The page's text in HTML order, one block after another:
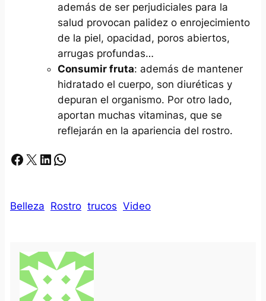
además de ser perjudiciales para la
salud provocan palidez o enrojecimiento
de la piel, opacidad, poros abiertos,
arrugas profundas…
Consumir fruta: además de mantener
hidratado el cuerpo, son diuréticas y
depuran el organismo. Por otro lado,
aportan muchas vitaminas, que se
reflejarán en la apariencia del rostro.
Facebook X LinkedIn Whatsapp
Belleza Rostro trucos Video